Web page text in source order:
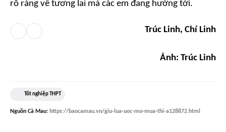
rõ ràng về tương lai mà các em đang hướng tới.
Trúc Linh, Chí Linh
Ảnh: Trúc Linh
Tốt nghiệp THPT
Nguồn Cà Mau: https://baocamau.vn/giu-lua-uoc-mo-mua-thi-a128872.html